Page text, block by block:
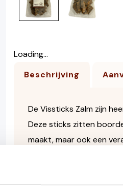
Loading...
Beschrijving
De Vissticks Zalm zijn
Deze sticks zitten
maakt, maar ook een
De sticks hebben een
smakelijke beloning